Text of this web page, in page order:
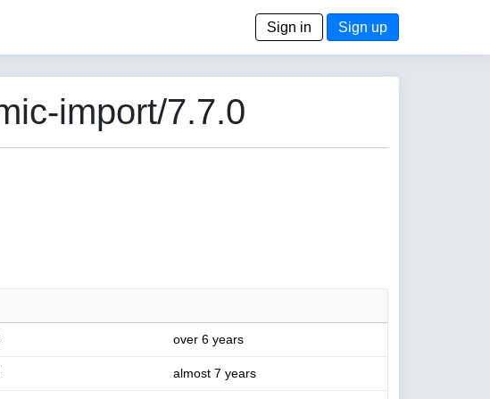
Sign in Sign up
import/7.7.0
over 6 years
almost 7 years